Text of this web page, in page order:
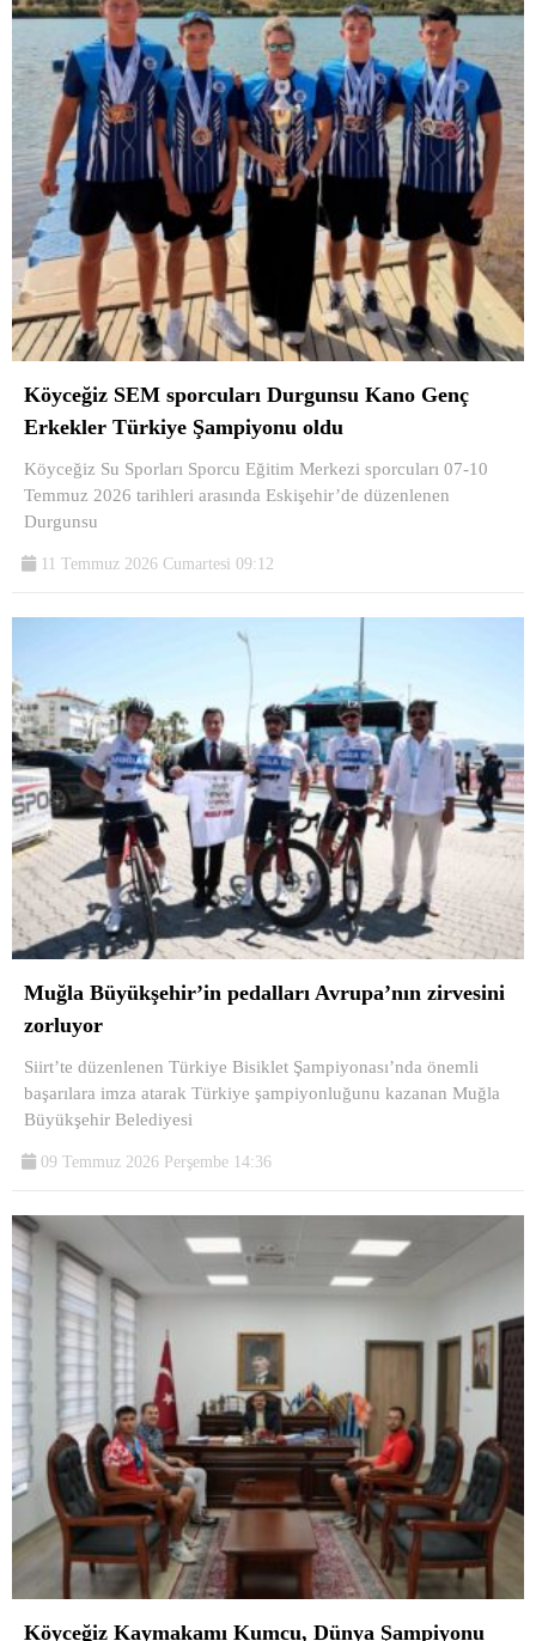
Köyceğiz SEM sporcuları Durgunsu Kano Genç
Erkekler Türkiye Şampiyonu oldu
Köyceğiz Su Sporları Sporcu Eğitim Merkezi sporcuları 07-10
Temmuz 2026 tarihleri arasında Eskişehir’de düzenlenen
Durgunsu
11 Temmuz 2026 Cumartesi 09:12
Muğla Büyükşehir’in pedalları Avrupa’nın zirvesini
zorluyor
Siirt’te düzenlenen Türkiye Bisiklet Şampiyonası’nda önemli
başarılara imza atarak Türkiye şampiyonluğunu kazanan Muğla
Büyükşehir Belediyesi
09 Temmuz 2026 Perşembe 14:36
Köyceğiz Kaymakamı Kumcu, Dünya Şampiyonu